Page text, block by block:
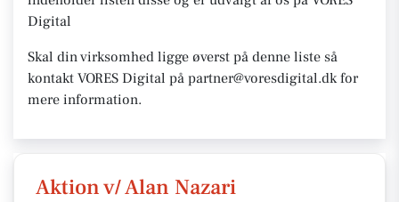
Digital
Skal din virksomhed ligge øverst på denne liste så
kontakt VORES Digital på partner@voresdigital.dk for
mere information.
Aktion v/ Alan Nazari